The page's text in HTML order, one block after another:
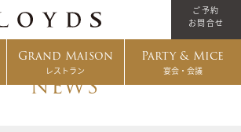
Grand Maison
レストラン
Party & Mice
宴会・会議
ご予約
お問合せ
NEWS